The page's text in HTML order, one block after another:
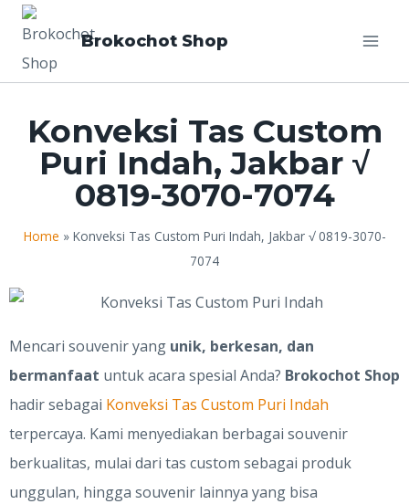
Brokochot Shop
Konveksi Tas Custom
Puri Indah, Jakbar √
0819-3070-7074
Home » Konveksi Tas Custom Puri Indah, Jakbar √ 0819-3070-
7074
Mencari souvenir yang unik, berkesan, dan
bermanfaat untuk acara spesial Anda? Brokochot Shop
hadir sebagai Konveksi Tas Custom Puri Indah
terpercaya. Kami menyediakan berbagai souvenir
berkualitas, mulai dari tas custom sebagai produk
unggulan, hingga souvenir lainnya yang bisa